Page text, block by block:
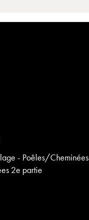
- Poêles/Cheminées
2e partie